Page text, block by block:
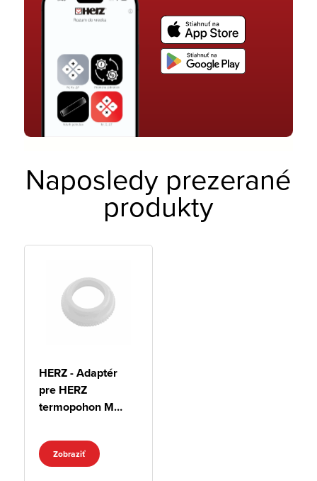
Naposledy prezerané
produkty
HERZ - Adaptér
pre HERZ
termopohon M
Zobraziť